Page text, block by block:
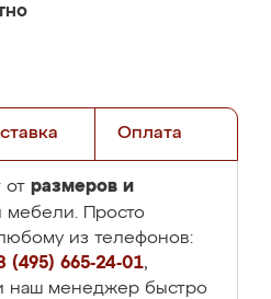
Оплата
от размеров и
мебели. Просто
из телефонов:
(495) 665-24-01,
наш менеджер быстро